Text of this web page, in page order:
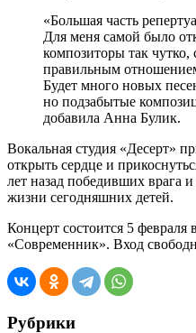
«Большая часть
Для меня самой было
композиторы так
правильным
Будет много новых
но подзабытые
добавила Анна Булик.
Вокальная студия «Десерт»
открыть сердце и
лет назад победивших врага
жизни сегодняшних детей.
Концерт состоится 5
«Современник». Вход
Рубрики